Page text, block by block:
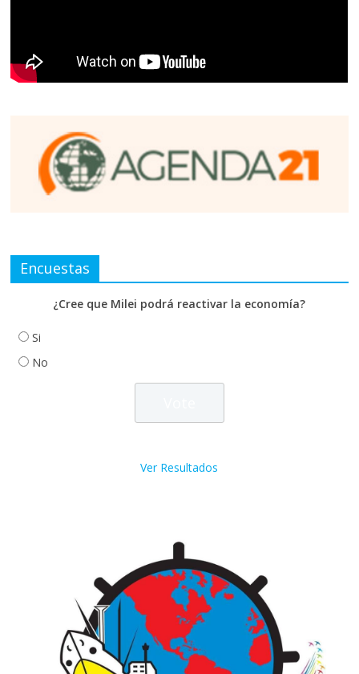
Encuestas
¿Cree que Milei podrá reactivar la economía?
Si
No
Ver Resultados